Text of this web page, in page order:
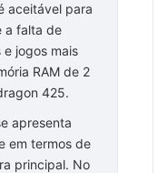
aceitável para
a falta de
jogos mais
RAM de 2
425.
apresenta
em termos de
principal. No